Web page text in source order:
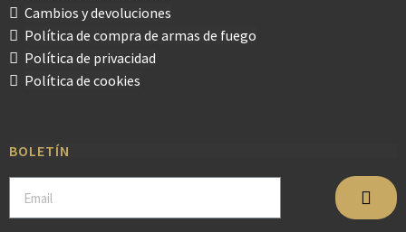
Cambios y devoluciones
Política de compra de armas de fuego
Política de privacidad
Política de cookies
BOLETÍN